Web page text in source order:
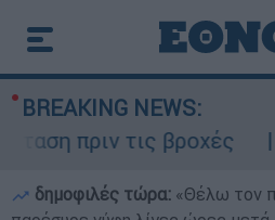
BREAKING NEWS:
πριν τις βροχές
δημοφιλές τώρα: «Θέλω τον